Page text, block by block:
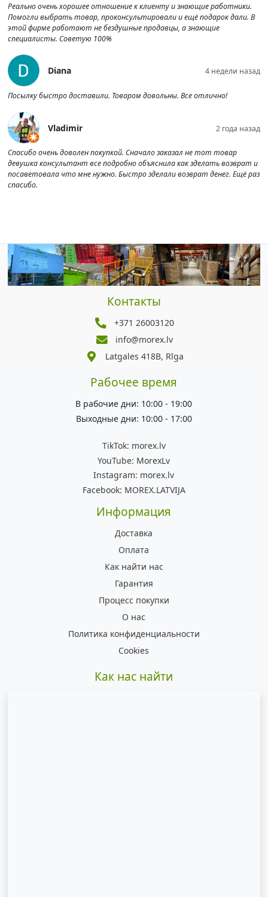
Реально очень хорошее отношение к клиенту и знающие работники.
Помогли выбрать товар, проконсультировали и ещё подарок дали. В
этой фирме работают не бездушные продавцы, а знающие
специалисты. Советую 100%
Diana 4 недели назад
Посылку быстро доставили. Товаром довольны. Все отлично!
Vladimir 2 года назад
Спасибо очень доволен покупкой. Сначало заказал не тот товар
девушка консультант все подробно объяснила как зделать возврат и
посаветовала что мне нужно. Быстро зделали возврат денег. Ещё раз
спасибо.
Контакты
+371 26003120
info@morex.lv
Latgales 418B, Rīga
Рабочее время
В рабочие дни: 10:00 - 19:00
Выходные дни: 10:00 - 17:00
TikTok: morex.lv
YouTube: MorexLv
Instagram: morex.lv
Facebook: MOREX.LATVIJA
Информация
Доставка
Оплата
Как найти нас
Гарантия
Процесс покупки
О нас
Политика конфиденциальности
Cookies
Как нас найти